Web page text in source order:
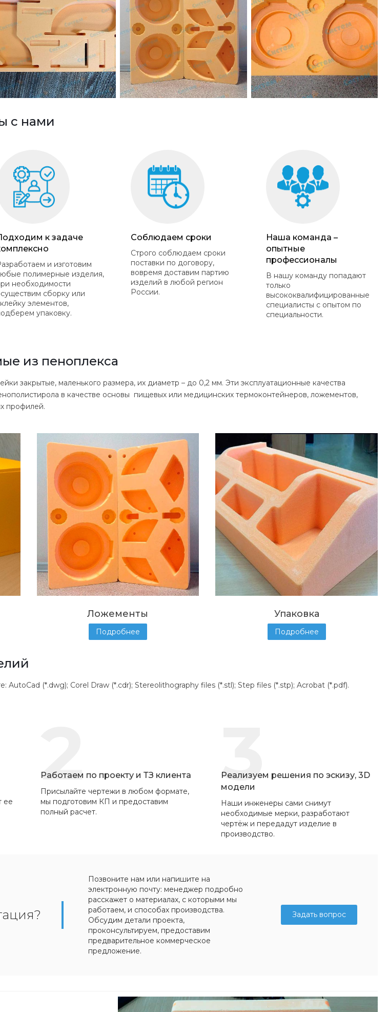
с нами
к задаче
и изготовим
полимерные изделия,
необходимости
сборку или
элементов,
упаковку.
Соблюдаем сроки
Строго соблюдаем сроки
поставки по договору,
вовремя доставим партию
изделий в любой регион
России.
Наша команда –
опытные
профессионалы
В нашу команду попадают
только
высококвалифицированные
специалисты с опытом по
специальности.
из пеноплекса
закрытые, маленького размера, их диаметр – до 0,2 мм. Эти эксплуатационные качества
в качестве основы пищевых или медицинских термоконтейнеров, ложементов,
профилей.
Ложементы
Подробнее
Упаковка
Подробнее
(*.dwg); Corel Draw (*.cdr); Stereolithography files (*.stl); Step files (*.stp); Acrobat (*.pdf).
ее
2
Работаем по проекту и ТЗ клиента
Присылайте чертежи в любом формате,
мы подготовим КП и предоставим
полный расчет.
3
Реализуем решения по эскизу, 3D
модели
Наши инженеры сами снимут
необходимые мерки, разработают
чертёж и передадут изделие в
производство.
Позвоните нам или напишите на
электронную почту: менеджер подробно
расскажет о материалах, с которыми мы
работаем, и способах производства.
Обсудим детали проекта,
проконсультируем, предоставим
предварительное коммерческое
предложение.
Задать вопрос